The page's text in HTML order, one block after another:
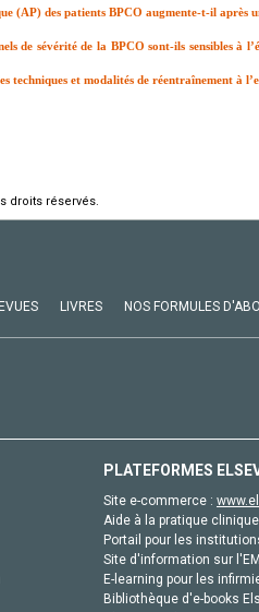
(AP) des patients BPCO augmente-t-il
de sévérité de la BPCO sont-ils sensibles à
techniques et modalités de réentraînement à
droits réservés.
LIVRES NOS FORMULES
PLATEFORMES
Site e-commerce :
Aide à la pratique
Portail pour les
Site d'information sur
E-learning pour les
Bibliothèque d'e-books